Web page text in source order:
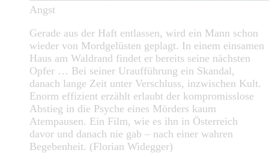
Angst
Gerade aus der Haft entlassen, wird ein Mann schon
wieder von Mordgelüsten geplagt. In einem einsamen
Haus am Waldrand findet er bereits seine nächsten
Opfer … Bei seiner Uraufführung ein Skandal,
danach lange Zeit unter Verschluss, inzwischen Kult.
Enorm effizient erzählt erlaubt der kompromisslose
Abstieg in die Psyche eines Mörders kaum
Atempausen. Ein Film, wie es ihn in Österreich
davor und danach nie gab – nach einer wahren
Begebenheit. (Florian Widegger)